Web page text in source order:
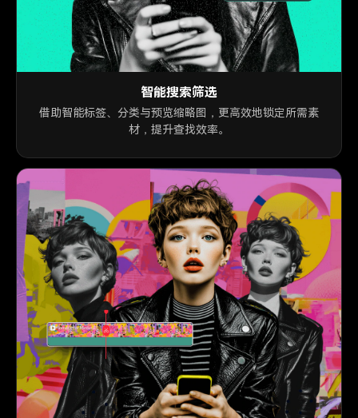
智能搜索筛选
借助智能标签、分类与预览缩略图，更高效地锁定所需素
材，提升查找效率。